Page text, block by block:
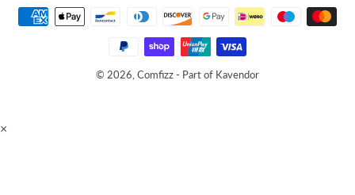
Moyens
de
paiement
© 2026, Comfizz - Part of Kavendor
×